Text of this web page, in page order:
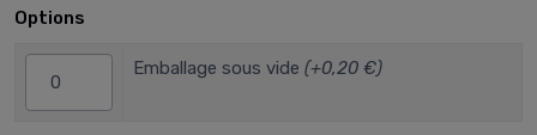
Options
Emballage sous vide (+0,20 €)